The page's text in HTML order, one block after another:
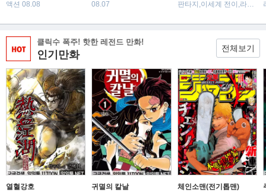
액션 08.08
08.07
판타지,이세계 전이,라노벨 08.07
전체보기
클릭수 폭주! 핫한 레전드 만화!
인기만화
열혈강호
귀멸의 칼날
체인소맨(전기톱맨)